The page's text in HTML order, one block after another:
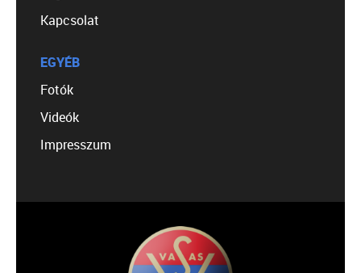
Kapcsolat
EGYÉB
Fotók
Videók
Impresszum